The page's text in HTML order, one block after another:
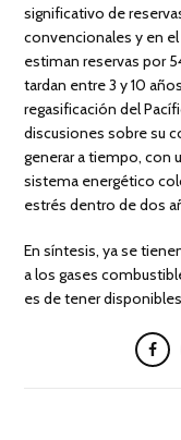
significativo de
convencionales y en el
estiman reservas por
tardan entre 3 y 10
regasificación del
discusiones sobre su
generar a tiempo, con
sistema energético
estrés dentro de dos
En síntesis, ya se
a los gases
es de tener